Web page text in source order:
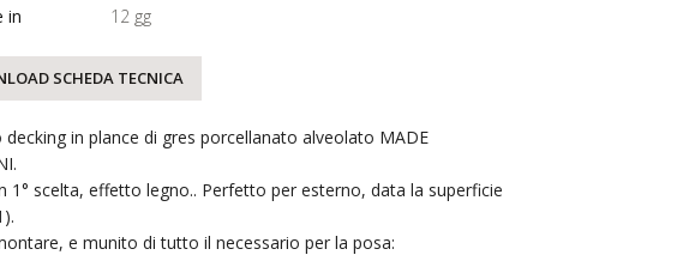
in
12 gg
SCHEDA TECNICA
decking in plance di gres porcellanato alveolato MADE
1° scelta, effetto legno.. Perfetto per esterno, data la superficie
e munito di tutto il necessario per la posa: